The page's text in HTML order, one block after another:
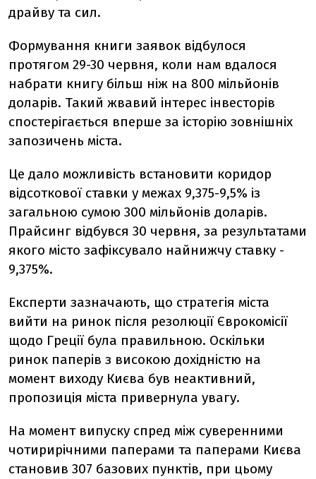
драйву та сил.
Формування книги заявок відбулося
протягом 29-30 червня, коли нам вдалося
набрати книгу більш ніж на 800 мільйонів
доларів. Такий жвавий інтерес інвесторів
спостерігається вперше за історію зовнішніх
запозичень міста.
Це дало можливість встановити коридор
відсоткової ставки у межах 9,375-9,5% із
загальною сумою 300 мільйонів доларів.
Прайсинг відбувся 30 червня, за результатами
якого місто зафіксувало найнижчу ставку -
9,375%.
Експерти зазначають, що стратегія міста
вийти на ринок після резолюції Єврокомісії
щодо Греції була правильною. Оскільки
ринок паперів з високою дохідністю на
момент виходу Києва був неактивний,
пропозиція міста привернула увагу.
На момент випуску спред між суверенними
чотирирічними паперами та паперами Києва
становив 307 базових пунктів, при цьому